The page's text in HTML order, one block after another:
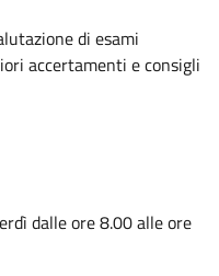
di esami
accertamenti e consigli
dalle ore 8.00 alle ore